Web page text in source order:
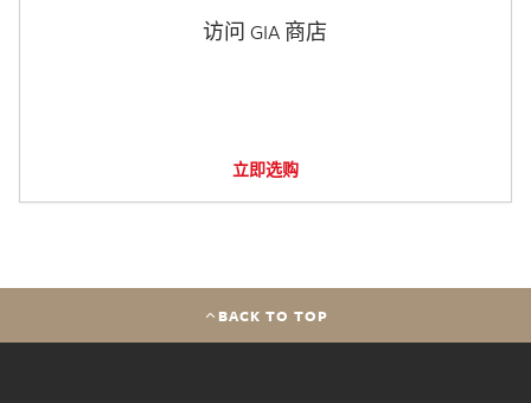
访问 GIA 商店
立即选购
BACK TO TOP